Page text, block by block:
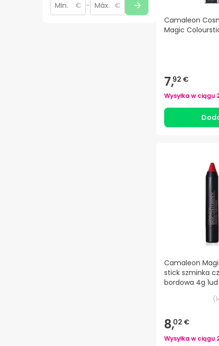
€ – €
Camaleon
Magic
7,92 €
Wysyłka w ciągu
Camaleon
stick szminka
bordowa 4g 1ud
(
8,02 €
Wysyłka w ciągu